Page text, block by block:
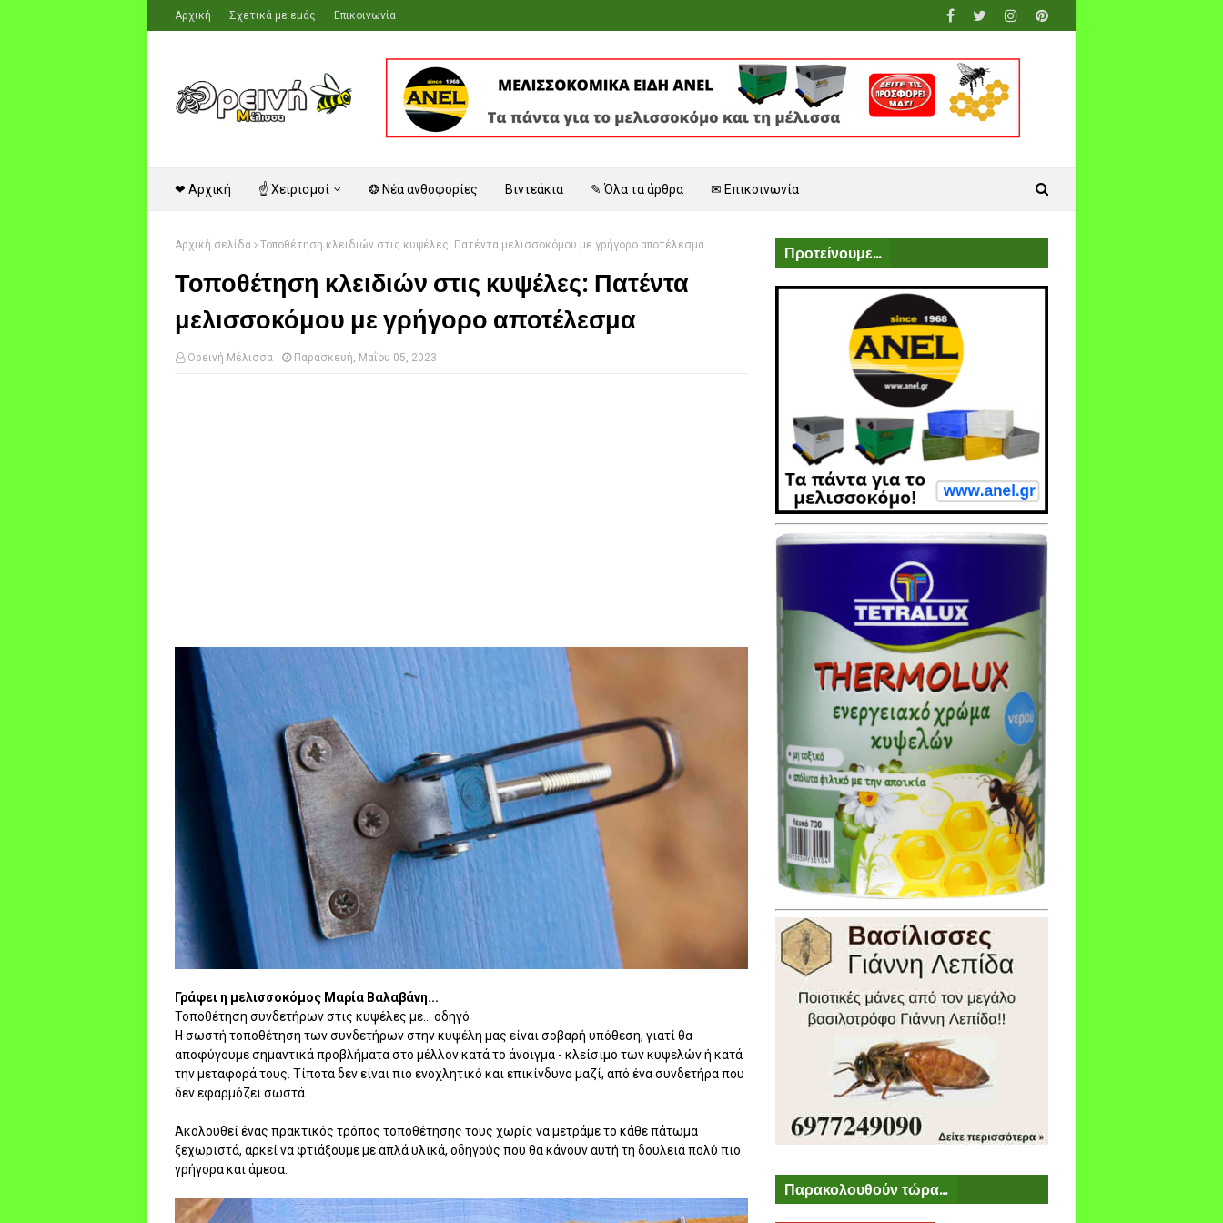
Αρχική Σχετικά με εμάς Επικοινωνία
❤ Αρχική ☝ Χειρισμοί ❂ Νέα ανθοφορίες Βιντεάκια ✎ Όλα τα άρθρα ✉ Επικοινωνία
Αρχική σελίδα Τοποθέτηση κλειδιών στις κυψέλες: Πατέντα μελισσοκόμου με γρήγορο αποτέλεσμα
Τοποθέτηση κλειδιών στις κυψέλες: Πατέντα
μελισσοκόμου με γρήγορο αποτέλεσμα
Ορεινή Μέλισσα Παρασκευή, Μαΐου 05, 2023
Γράφει η μελισσοκόμος Μαρία Βαλαβάνη...
Τοποθέτηση συνδετήρων στις κυψέλες με... οδηγό
Η σωστή τοποθέτηση των συνδετήρων στην κυψέλη μας είναι σοβαρή υπόθεση, γιατί θα
αποφύγουμε σημαντικά προβλήματα στο μέλλον κατά το άνοιγμα - κλείσιμο των κυψελών ή κατά
την μεταφορά τους. Τίποτα δεν είναι πιο ενοχλητικό και επικίνδυνο μαζί, από ένα συνδετήρα που
δεν εφαρμόζει σωστά...
Ακολουθεί ένας πρακτικός τρόπος τοποθέτησης τους χωρίς να μετράμε το κάθε πάτωμα
ξεχωριστά, αρκεί να φτιάξουμε με απλά υλικά, οδηγούς που θα κάνουν αυτή τη δουλειά πολύ πιο
γρήγορα και άμεσα.
Προτείνουμε...
Παρακολουθούν τώρα...